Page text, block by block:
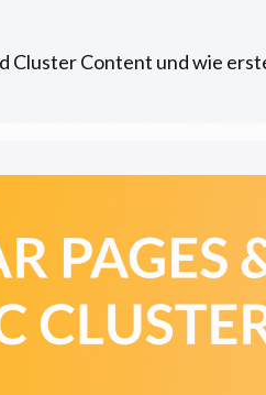
Cluster Content und wie